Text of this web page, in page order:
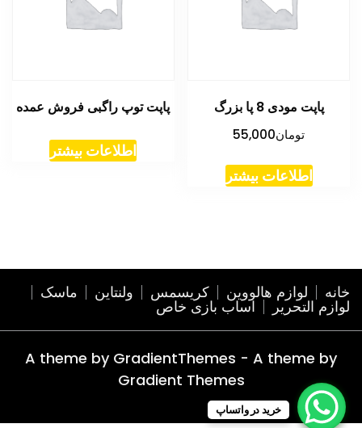
پاپت مودی 8 پا بزرگ
تومان55,000
اطلاعات بیشتر
پاپت توپ راگبی فروش عمده
اطلاعات بیشتر
خانه لوازم هالووین کریسمس ولنتاین ماسک
لوازم التحریر اساب بازی خاص
A theme by GradientThemes - A theme by
Gradient Themes
خرید در واتساپ